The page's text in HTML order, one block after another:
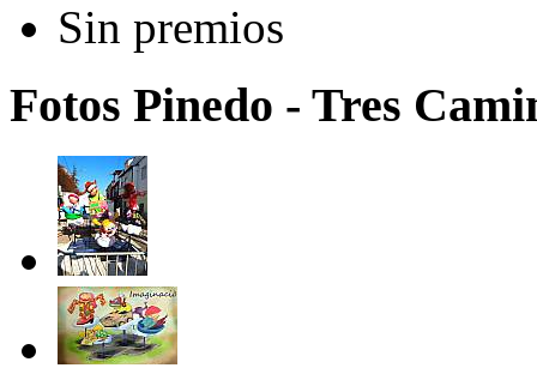
Sin premios
Fotos Pinedo - Tres